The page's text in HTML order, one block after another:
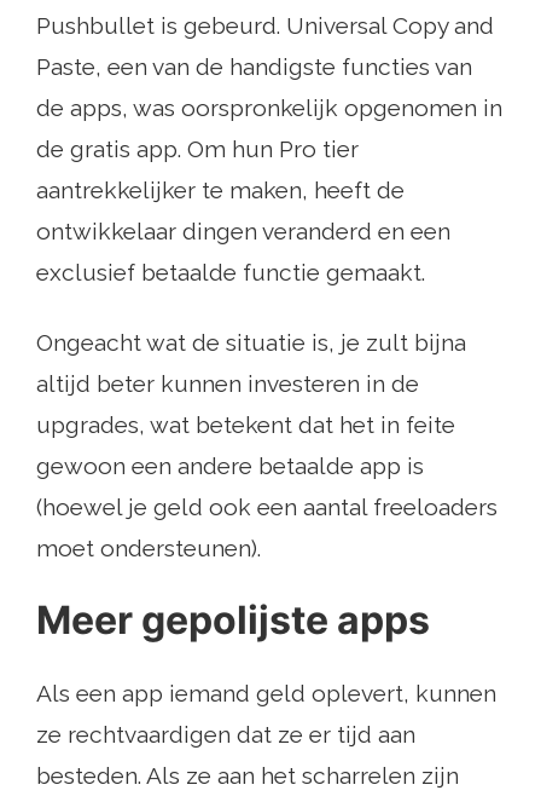
Pushbullet is gebeurd. Universal Copy and
Paste, een van de handigste functies van
de apps, was oorspronkelijk opgenomen in
de gratis app. Om hun Pro tier
aantrekkelijker te maken, heeft de
ontwikkelaar dingen veranderd en een
exclusief betaalde functie gemaakt.
Ongeacht wat de situatie is, je zult bijna
altijd beter kunnen investeren in de
upgrades, wat betekent dat het in feite
gewoon een andere betaalde app is
(hoewel je geld ook een aantal freeloaders
moet ondersteunen).
Meer gepolijste apps
Als een app iemand geld oplevert, kunnen
ze rechtvaardigen dat ze er tijd aan
besteden. Als ze aan het scharrelen zijn